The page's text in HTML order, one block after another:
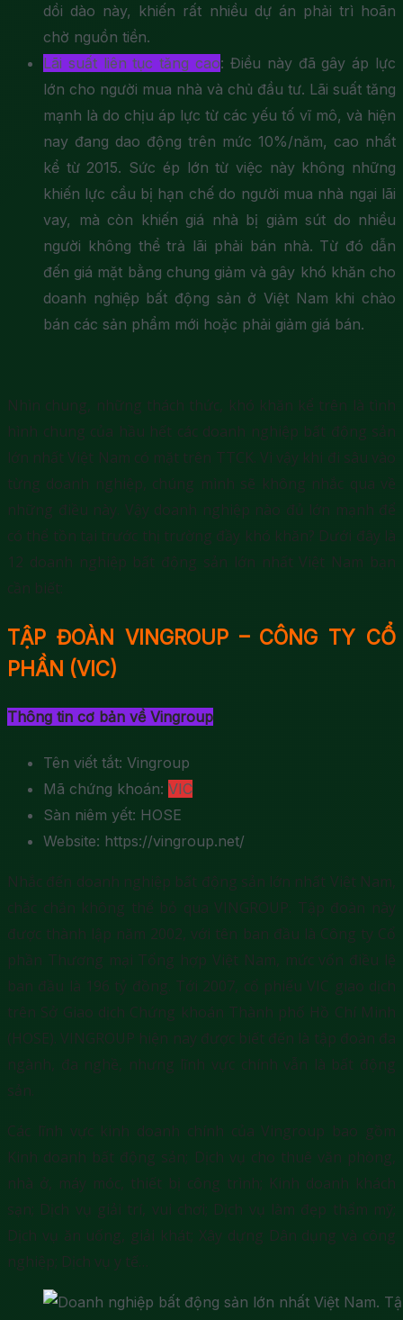
dồi dào này, khiến rất nhiều dự án phải trì hoãn
chờ nguồn tiền.
Lãi suất liên tục tăng cao: Điều này đã gây áp lực
lớn cho người mua nhà và chủ đầu tư. Lãi suất tăng
mạnh là do chịu áp lực từ các yếu tố vĩ mô, và hiện
nay đang dao động trên mức 10%/năm, cao nhất
kể từ 2015. Sức ép lớn từ việc này không những
khiến lực cầu bị hạn chế do người mua nhà ngại lãi
vay, mà còn khiến giá nhà bị giảm sút do nhiều
người không thể trả lãi phải bán nhà. Từ đó dẫn
đến giá mặt bằng chung giảm và gây khó khăn cho
doanh nghiệp bất động sản ở Việt Nam khi chào
bán các sản phẩm mới hoặc phải giảm giá bán.
Nhìn chung, những thách thức, khó khăn kể trên là tình
hình chung của hầu hết các doanh nghiệp bất động sản
lớn nhất Việt Nam có mặt trên TTCK. Vì vậy khi đi sâu vào
từng doanh nghiệp, chúng mình sẽ không nhắc qua về
những điều này. Vậy doanh nghiệp nào đủ lớn mạnh để
có thể tồn tại trước thị trường đầy khó khăn? Dưới đây là
12 doanh nghiệp bất động sản lớn nhất Việt Nam bạn
cần biết:
TẬP ĐOÀN VINGROUP – CÔNG TY CỔ
PHẦN (VIC)
Thông tin cơ bản về Vingroup
Tên viết tắt: Vingroup
Mã chứng khoán: VIC
Sàn niêm yết: HOSE
Website: https://vingroup.net/
Nhắc đến doanh nghiệp bất động sản lớn nhất Việt Nam,
chắc chắn không thể bỏ qua VINGROUP. Tập đoàn này
được thành lập năm 2002, với tên ban đầu là Công ty Cổ
phần Thương mại Tổng hợp Việt Nam, mức vốn điều lệ
ban đầu là 196 tỷ đồng. Tới 2007, cổ phiếu VIC giao dịch
trên Sở Giao dịch Chứng khoán Thành phố Hồ Chí Minh
(HOSE). VINGROUP hiện nay được biết đến là tập đoàn đa
ngành, đa nghề, nhưng lĩnh vực chính vẫn là bất động
sản.
Các lĩnh vực kinh doanh chính của Vingroup bao gồm
Kinh doanh bất động sản; Dịch vụ cho thuê văn phòng,
nhà ở, máy móc, thiết bị công trình; Kinh doanh khách
sạn; Dịch vụ giải trí, vui chơi; Dịch vụ làm đẹp thẩm mỹ;
Dịch vụ ăn uống, giải khát; Xây dựng Dân dụng và công
nghiệp; Dịch vụ y tế…